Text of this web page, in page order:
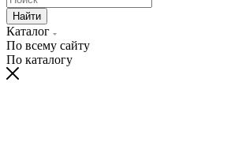
Найти
Каталог
По всему сайту
По каталогу